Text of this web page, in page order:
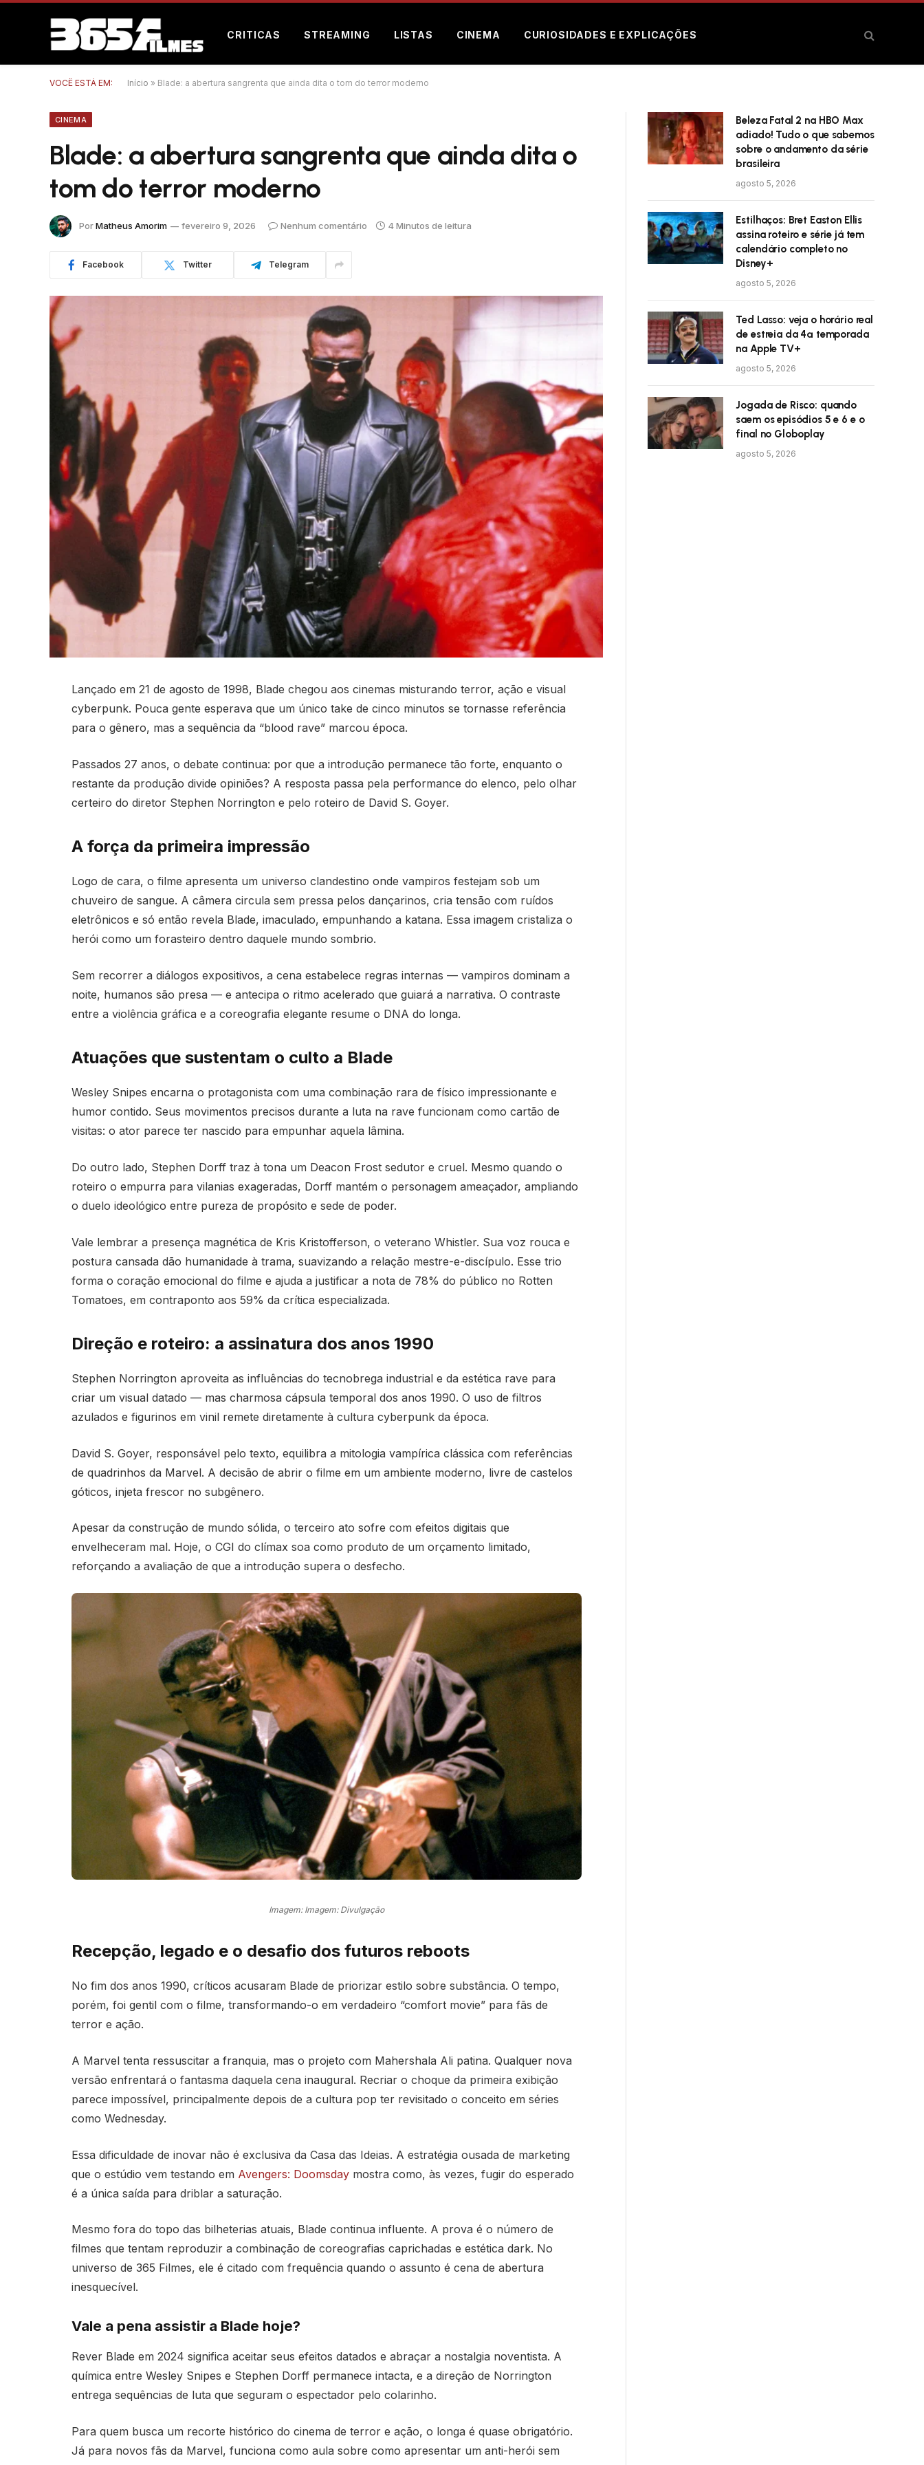
CRITICAS STREAMING LISTAS CINEMA CURIOSIDADES E EXPLICAÇÕES
VOCÊ ESTÁ EM: Início » Blade: a abertura sangrenta que ainda dita o tom do terror moderno
CINEMA
Blade: a abertura sangrenta que ainda dita o
tom do terror moderno
PorMatheus Amorim fevereiro 9, 2026 Nenhum comentário 4 Minutos de leitura
Facebook Twitter Telegram
Lançado em 21 de agosto de 1998, Blade chegou aos cinemas misturando terror, ação e visual
cyberpunk. Pouca gente esperava que um único take de cinco minutos se tornasse referência
para o gênero, mas a sequência da “blood rave” marcou época.
Passados 27 anos, o debate continua: por que a introdução permanece tão forte, enquanto o
restante da produção divide opiniões? A resposta passa pela performance do elenco, pelo olhar
certeiro do diretor Stephen Norrington e pelo roteiro de David S. Goyer.
A força da primeira impressão
Logo de cara, o filme apresenta um universo clandestino onde vampiros festejam sob um
chuveiro de sangue. A câmera circula sem pressa pelos dançarinos, cria tensão com ruídos
eletrônicos e só então revela Blade, imaculado, empunhando a katana. Essa imagem cristaliza o
herói como um forasteiro dentro daquele mundo sombrio.
Sem recorrer a diálogos expositivos, a cena estabelece regras internas — vampiros dominam a
noite, humanos são presa — e antecipa o ritmo acelerado que guiará a narrativa. O contraste
entre a violência gráfica e a coreografia elegante resume o DNA do longa.
Atuações que sustentam o culto a Blade
Wesley Snipes encarna o protagonista com uma combinação rara de físico impressionante e
humor contido. Seus movimentos precisos durante a luta na rave funcionam como cartão de
visitas: o ator parece ter nascido para empunhar aquela lâmina.
Do outro lado, Stephen Dorff traz à tona um Deacon Frost sedutor e cruel. Mesmo quando o
roteiro o empurra para vilanias exageradas, Dorff mantém o personagem ameaçador, ampliando
o duelo ideológico entre pureza de propósito e sede de poder.
Vale lembrar a presença magnética de Kris Kristofferson, o veterano Whistler. Sua voz rouca e
postura cansada dão humanidade à trama, suavizando a relação mestre-e-discípulo. Esse trio
forma o coração emocional do filme e ajuda a justificar a nota de 78% do público no Rotten
Tomatoes, em contraponto aos 59% da crítica especializada.
Direção e roteiro: a assinatura dos anos 1990
Stephen Norrington aproveita as influências do tecnobrega industrial e da estética rave para
criar um visual datado — mas charmosa cápsula temporal dos anos 1990. O uso de filtros
azulados e figurinos em vinil remete diretamente à cultura cyberpunk da época.
David S. Goyer, responsável pelo texto, equilibra a mitologia vampírica clássica com referências
de quadrinhos da Marvel. A decisão de abrir o filme em um ambiente moderno, livre de castelos
góticos, injeta frescor no subgênero.
Apesar da construção de mundo sólida, o terceiro ato sofre com efeitos digitais que
envelheceram mal. Hoje, o CGI do clímax soa como produto de um orçamento limitado,
reforçando a avaliação de que a introdução supera o desfecho.
Imagem: Imagem: Divulgação
Recepção, legado e o desafio dos futuros reboots
No fim dos anos 1990, críticos acusaram Blade de priorizar estilo sobre substância. O tempo,
porém, foi gentil com o filme, transformando-o em verdadeiro “comfort movie” para fãs de
terror e ação.
A Marvel tenta ressuscitar a franquia, mas o projeto com Mahershala Ali patina. Qualquer nova
versão enfrentará o fantasma daquela cena inaugural. Recriar o choque da primeira exibição
parece impossível, principalmente depois de a cultura pop ter revisitado o conceito em séries
como Wednesday.
Essa dificuldade de inovar não é exclusiva da Casa das Ideias. A estratégia ousada de marketing
que o estúdio vem testando em Avengers: Doomsdaymostra como, às vezes, fugir do esperado
é a única saída para driblar a saturação.
Mesmo fora do topo das bilheterias atuais, Blade continua influente. A prova é o número de
filmes que tentam reproduzir a combinação de coreografias caprichadas e estética dark. No
universo de 365 Filmes, ele é citado com frequência quando o assunto é cena de abertura
inesquecível.
Vale a pena assistir a Blade hoje?
Rever Blade em 2024 significa aceitar seus efeitos datados e abraçar a nostalgia noventista. A
química entre Wesley Snipes e Stephen Dorff permanece intacta, e a direção de Norrington
entrega sequências de luta que seguram o espectador pelo colarinho.
Para quem busca um recorte histórico do cinema de terror e ação, o longa é quase obrigatório.
Já para novos fãs da Marvel, funciona como aula sobre como apresentar um anti-herói sem
Beleza Fatal 2 na HBO Max
adiado! Tudo o que sabemos
sobre o andamento da série
brasileira
agosto 5, 2026
Estilhaços: Bret Easton Ellis
assina roteiro e série já tem
calendário completo no
Disney+
agosto 5, 2026
Ted Lasso: veja o horário real
de estreia da 4ª temporada
na Apple TV+
agosto 5, 2026
Jogada de Risco: quando
saem os episódios 5 e 6 e o
final no Globoplay
agosto 5, 2026